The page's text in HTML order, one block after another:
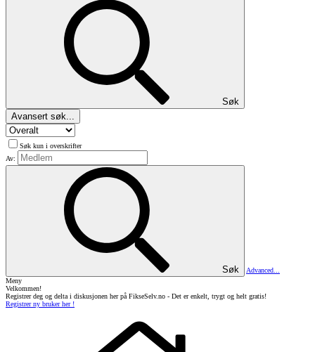
Søk
Avansert søk...
Søk kun i overskrifter
Av:
Søk
Advanced...
Meny
Velkommen!
Registrer deg og delta i diskusjonen her på FikseSelv.no - Det er enkelt, trygt og helt gratis!
Registrer ny bruker her !